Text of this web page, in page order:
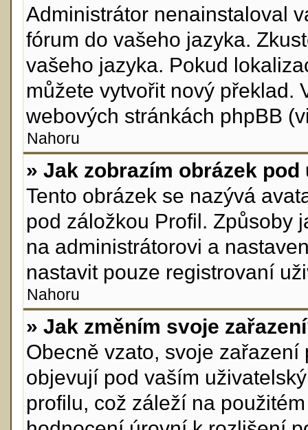
Administrátor nenainstaloval
fórum do vašeho jazyka.
vašeho jazyka. Pokud
můžete vytvořit nový překlad.
webových stránkách phpBB
Nahoru
» Jak zobrazím obrázek
Tento obrázek se nazývá
pod záložkou Profil. Způsoby
na administrátorovi a
nastavit pouze registrovaní
Nahoru
» Jak změním svoje
Obecně vzato, svoje
objevují pod vaším
profilu, což záleží na